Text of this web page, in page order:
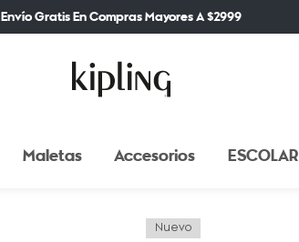
Envío Gratis En Compras Mayores A $2999
Maletas Accesorios ESCOLAR
Nuevo